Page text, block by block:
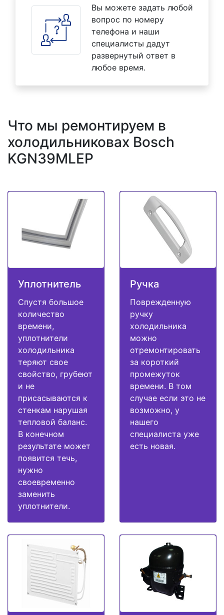
Вы можете задать любой
вопрос по номеру
телефона и наши
специалисты дадут
развернутый ответ в
любое время.
Что мы ремонтируем в
холодильниковах Bosch
KGN39MLEP
Уплотнитель
Спустя большое
количество
времени,
уплотнители
холодильника
теряют свое
свойство, грубеют
и не
присасываются к
стенкам нарушая
тепловой баланс.
В конечном
результате может
появится течь,
нужно
своевременно
заменить
уплотнители.
Ручка
Поврежденную
ручку
холодильника
можно
отремонтировать
за короткий
промежуток
времени. В том
случае если это не
возможно, у
нашего
специалиста уже
есть новая.